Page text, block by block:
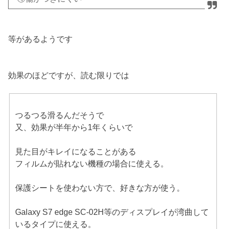
等があるようです
効果のほどですが、読む限りでは
つるつる滑るんだそうで
又、効果が半年から1年くらいで
見た目がキレイになることがある
フィルムが貼れない機種の場合に使える。
保護シートを使わない方で、好きな方が使う。
Galaxy S7 edge SC-02H等のディスプレイが湾曲して
いるタイプに使える。